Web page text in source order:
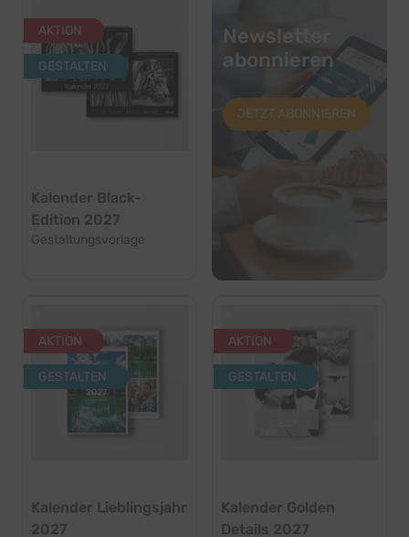
AKTION
GESTALTEN
Kalender Black-
Edition 2027
Gestaltungsvorlage
Newsletter
abonnieren
JETZT ABONNIEREN
AKTION
GESTALTEN
Kalender Lieblingsjahr
2027
AKTION
GESTALTEN
Kalender Golden
Details 2027